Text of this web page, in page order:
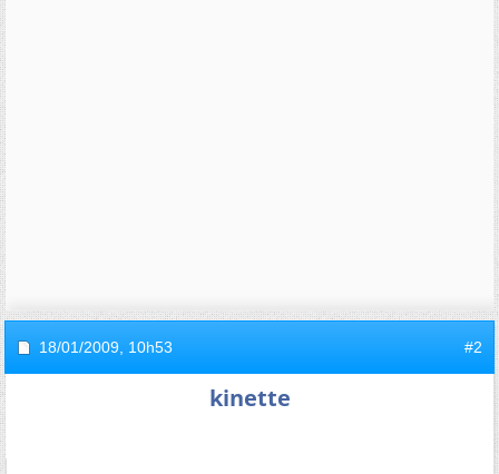
18/01/2009, 10h53 #2
kinette